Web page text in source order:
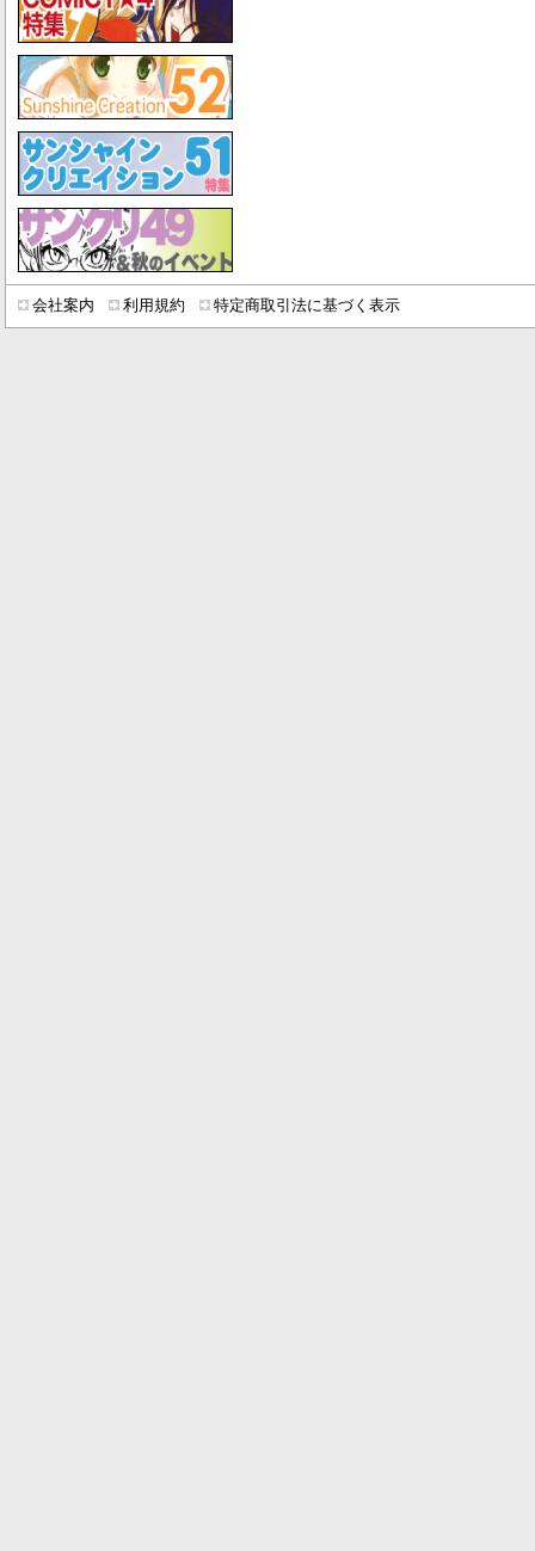
会社案内 利用規約 特定商取引法に基づく表示